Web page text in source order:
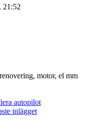
21:52
motor, el mm
autopilot
inlägget